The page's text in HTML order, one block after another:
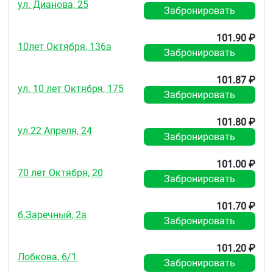
Начальный этап
Пациенты без сердечно-сосудистых
Начальная
- женщины -
- мужчины -
- Начальная
-
- При
сердечно-
заболеваний
Суточная доза (мкг)
0-6 месяцев 25-50
ул. Дианова, 25
Забронировать
10лет Октября, 136а
101.90 ₽
Забронировать
ул. 10 лет Октября, 175
101.87 ₽
Забронировать
ул.22 Апреля, 24
101.80 ₽
Забронировать
70 лет Октября, 20
101.00 ₽
Забронировать
б.Заречный, 2а
101.70 ₽
Забронировать
Лобкова, 6/1
101.20 ₽
Забронировать